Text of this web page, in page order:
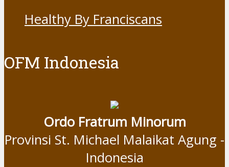
Healthy By Franciscans
OFM Indonesia
Ordo Fratrum Minorum
Provinsi St. Michael Malaikat Agung -
Indonesia